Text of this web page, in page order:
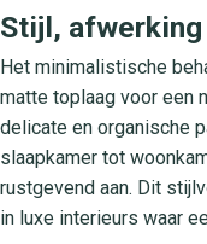
Stijl,
Het minimalistische
matte toplaag voor een
delicate en organische
slaapkamer tot
rustgevend aan. Dit
in luxe interieurs waar